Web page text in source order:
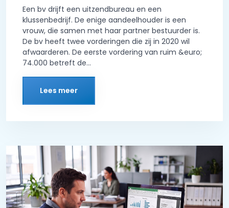
Een bv drijft een uitzendbureau en een
klussenbedrijf. De enige aandeelhouder is een
vrouw, die samen met haar partner bestuurder is.
De bv heeft twee vorderingen die zij in 2020 wil
afwaarderen. De eerste vordering van ruim &euro;
74.000 betreft de...
Lees meer